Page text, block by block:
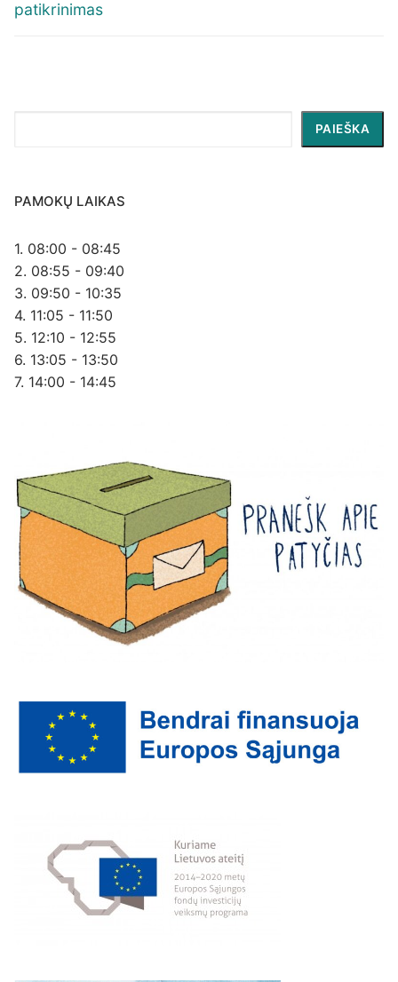
post:
patikrinimas
PAIEŠKA
PAMOKŲ LAIKAS
1. 08:00 - 08:45
2. 08:55 - 09:40
3. 09:50 - 10:35
4. 11:05 - 11:50
5. 12:10 - 12:55
6. 13:05 - 13:50
7. 14:00 - 14:45